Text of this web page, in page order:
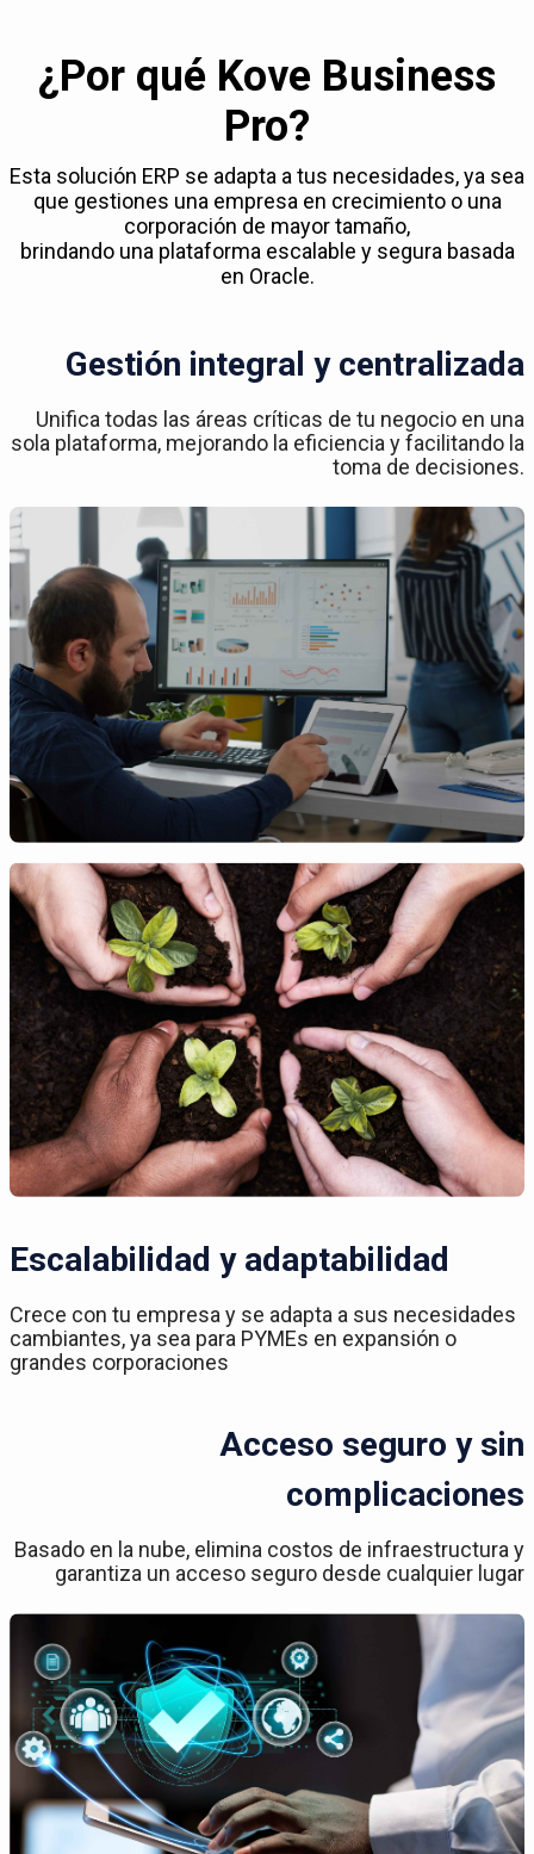
¿Por qué Kove Business
Pro?
Esta solución ERP se adapta a tus necesidades, ya sea
que gestiones una empresa en crecimiento o una
corporación de mayor tamaño,
brindando una plataforma escalable y segura basada
en Oracle.
Gestión integral y centralizada
Unifica todas las áreas críticas de tu negocio en una
sola plataforma, mejorando la eficiencia y facilitando la
toma de decisiones.
Escalabilidad y adaptabilidad
Crece con tu empresa y se adapta a sus necesidades
cambiantes, ya sea para PYMEs en expansión o
grandes corporaciones
Acceso seguro y sin
complicaciones
Basado en la nube, elimina costos de infraestructura y
garantiza un acceso seguro desde cualquier lugar